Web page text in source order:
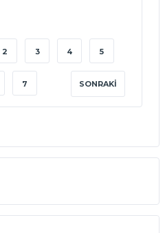
2 3 4 5
7 SONRAKI